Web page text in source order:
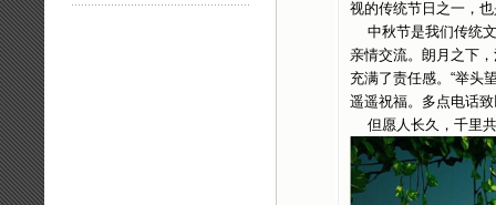
视的传统节日之一，
中秋节是我们传统文
亲情交流。朗月之下
充满了责任感。“举头
遥遥祝福。多点电话
但愿人长久，千里共